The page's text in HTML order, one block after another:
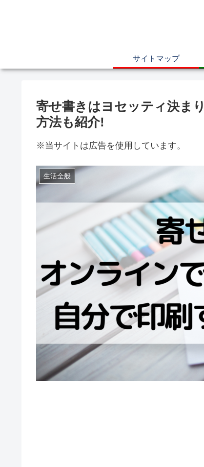
サイトマップ
寄せ書きはヨセッティ決ま
方法も紹介!
※当サイトは広告を使用しています。
生活全般